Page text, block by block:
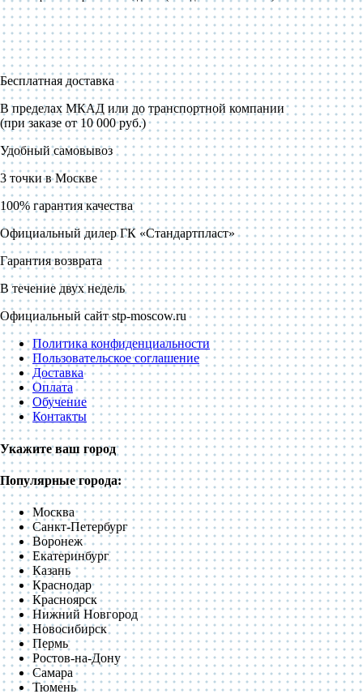
Бесплатная доставка
В пределах МКАД или до транспортной компании
(при заказе от 10 000 руб.)
Удобный самовывоз
3 точки в Москве
100% гарантия качества
Официальный дилер ГК «Стандартпласт»
Гарантия возврата
В течение двух недель
Официальный сайт stp-moscow.ru
Политика конфиденциальности
Пользовательское соглашение
Доставка
Оплата
Обучение
Контакты
Укажите ваш город
Популярные города:
Москва
Санкт-Петербург
Воронеж
Екатеринбург
Казань
Краснодар
Красноярск
Нижний Новгород
Новосибирск
Пермь
Ростов-на-Дону
Самара
Тюмень